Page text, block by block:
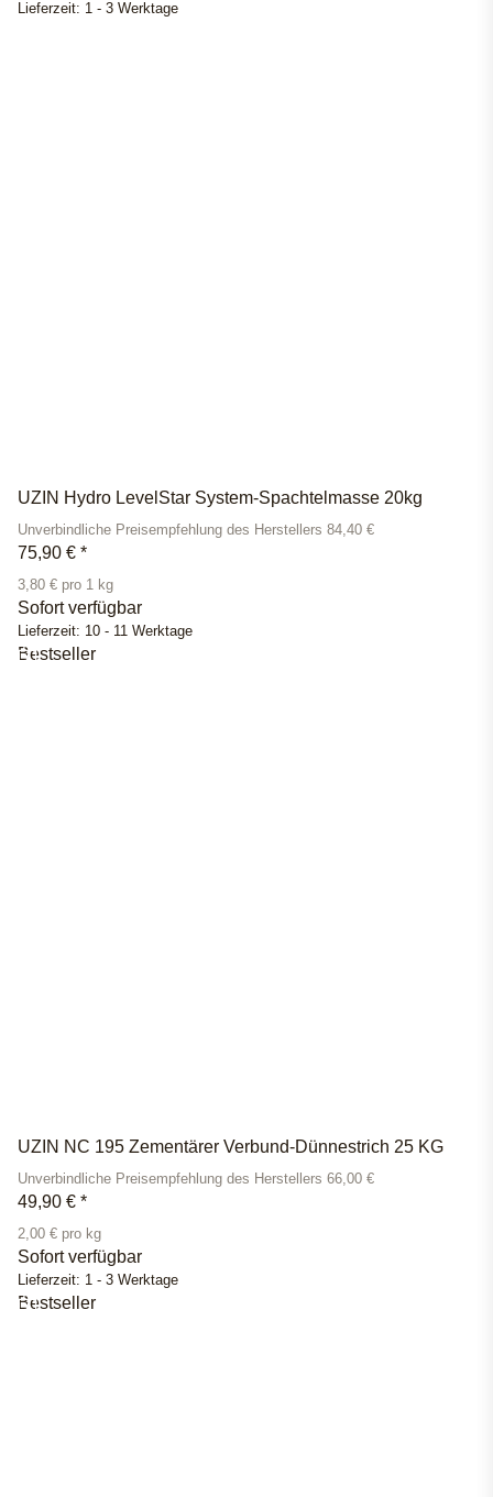
Lieferzeit: 1 - 3 Werktage
UZIN Hydro LevelStar System-Spachtelmasse 20kg
Unverbindliche Preisempfehlung des Herstellers 84,40 €
75,90 € *
3,80 € pro 1 kg
Sofort verfügbar
Lieferzeit: 10 - 11 Werktage
Bestseller
UZIN NC 195 Zementärer Verbund-Dünnestrich 25 KG
Unverbindliche Preisempfehlung des Herstellers 66,00 €
49,90 € *
2,00 € pro kg
Sofort verfügbar
Lieferzeit: 1 - 3 Werktage
Bestseller